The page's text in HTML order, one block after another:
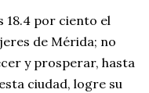
18.4 por ciento el
de Mérida; no
y prosperar, hasta
ciudad, logre su